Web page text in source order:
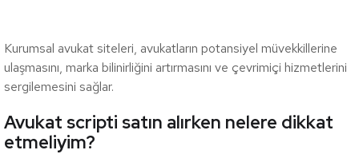
Kurumsal avukat siteleri, avukatların potansiyel müvekkillerine
ulaşmasını, marka bilinirliğini artırmasını ve çevrimiçi hizmetlerini
sergilemesini sağlar.
Avukat scripti satın alırken nelere dikkat
etmeliyim?